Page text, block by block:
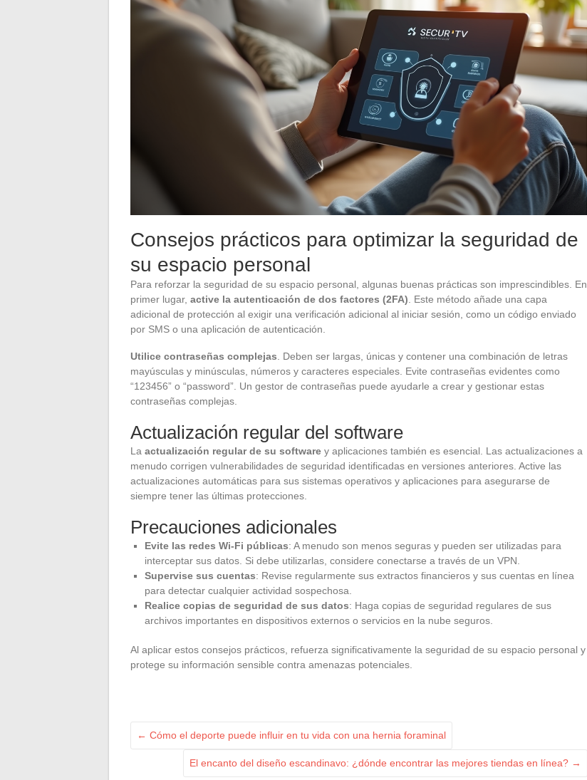
Consejos prácticos para optimizar la seguridad de
su espacio personal
Para reforzar la seguridad de su espacio personal, algunas buenas prácticas son imprescindibles. En
primer lugar, active la autenticación de dos factores (2FA) . Este método añade una capa
adicional de protección al exigir una verificación adicional al iniciar sesión, como un código enviado
por SMS o una aplicación de autenticación.
Utilice contraseñas complejas . Deben ser largas, únicas y contener una combinación de letras
mayúsculas y minúsculas, números y caracteres especiales. Evite contraseñas evidentes como
“123456” o “password”. Un gestor de contraseñas puede ayudarle a crear y gestionar estas
contraseñas complejas.
Actualización regular del software
La actualización regular de su software y aplicaciones también es esencial. Las actualizaciones a
menudo corrigen vulnerabilidades de seguridad identificadas en versiones anteriores. Active las
actualizaciones automáticas para sus sistemas operativos y aplicaciones para asegurarse de
siempre tener las últimas protecciones.
Precauciones adicionales
Evite las redes Wi-Fi públicas: A menudo son menos seguras y pueden ser utilizadas para
interceptar sus datos. Si debe utilizarlas, considere conectarse a través de un VPN.
Supervise sus cuentas: Revise regularmente sus extractos financieros y sus cuentas en línea
para detectar cualquier actividad sospechosa.
Realice copias de seguridad de sus datos: Haga copias de seguridad regulares de sus
archivos importantes en dispositivos externos o servicios en la nube seguros.
Al aplicar estos consejos prácticos, refuerza significativamente la seguridad de su espacio personal y
protege su información sensible contra amenazas potenciales.
← Cómo el deporte puede influir en tu vida con una hernia foraminal
El encanto del diseño escandinavo: ¿dónde encontrar las mejores tiendas en línea? →